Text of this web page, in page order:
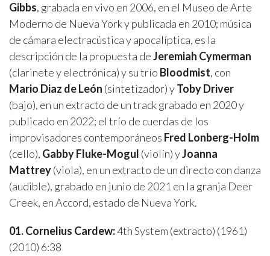
Gibbs, grabada en vivo en 2006, en el Museo de Arte
Moderno de Nueva York y publicada en 2010; música
de cámara electracústica y apocalíptica, es la
descripción de la propuesta deJeremiah Cymerman
(clarinete y electrónica) y su trío Bloodmist, con
Mario Diaz de León (sintetizador) yToby Driver
(bajo), en un extracto de un track grabado en 2020 y
publicado en 2022; el trío de cuerdas de los
improvisadores contemporáneos Fred Lonberg-Holm
(cello), Gabby Fluke-Mogul (violín) yJoanna
Mattrey(viola), en un extracto de un directo con danza
(audible), grabado en junio de 2021 en la granja Deer
Creek, en Accord, estado de Nueva York.
01. Cornelius Cardew:4th System (extracto) (1961)
(2010) 6:38